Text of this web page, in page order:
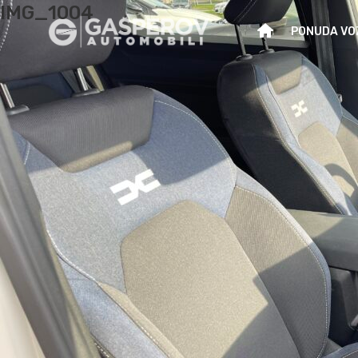
PONUDA
IMG_1004